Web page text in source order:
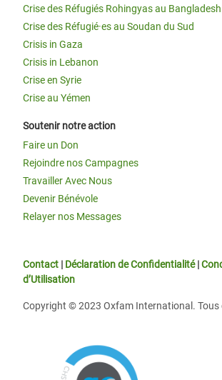
Crise des Réfugiés Rohingyas au Bangladesh
Crise des Réfugié·es au Soudan du Sud
Crisis in Gaza
Crisis in Lebanon
Crise en Syrie
Crise au Yémen
Soutenir notre action
Faire un Don
Rejoindre nos Campagnes
Travailler Avec Nous
Devenir Bénévole
Relayer nos Messages
Contact | Déclaration de Confidentialité|
d’Utilisation
Copyright © 2023 Oxfam International. Tous